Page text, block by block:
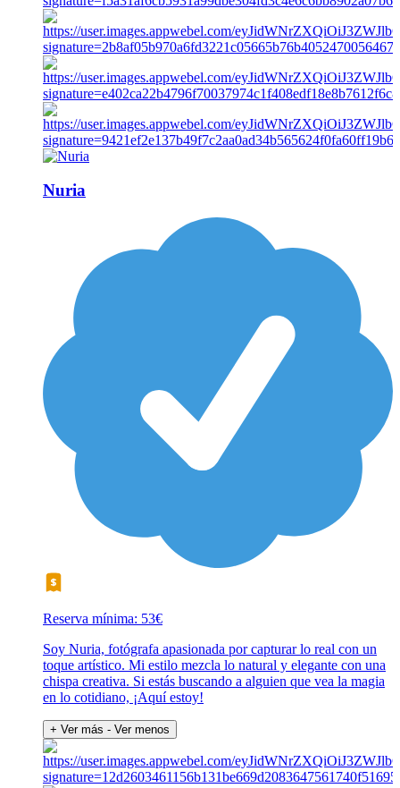
Nuria
Reserva mínima: 53€
Soy Nuria, fotógrafa apasionada por capturar lo real con un
toque artístico. Mi estilo mezcla lo natural y elegante con una
chispa creativa. Si estás buscando a alguien que vea la magia
en lo cotidiano, ¡Aquí estoy!
+ Ver más - Ver menos